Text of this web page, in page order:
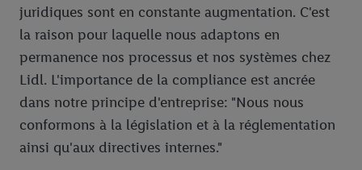
juridiques sont en constante augmentation. C'est
la raison pour laquelle nous adaptons en
permanence nos processus et nos systèmes chez
Lidl. L'importance de la compliance est ancrée
dans notre principe d'entreprise: "Nous nous
conformons à la législation et à la réglementation
ainsi qu'aux directives internes."